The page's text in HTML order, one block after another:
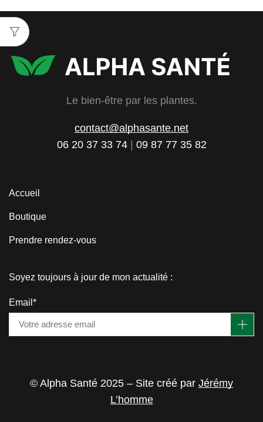
Le bien-être par les plantes.
contact@alphasante.net
06 20 37 33 74| 09 87 77 35 82
Accueil
Boutique
Prendre rendez-vous
Soyez toujours à jour de mon actualité :
Email*
© Alpha Santé 2025 – Site créé par Jérémy
L’homme